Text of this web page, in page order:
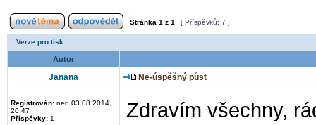
Stránka 1 z 1 [ Příspěvků: 7 ]
Verze pro tisk
Autor
Janana Ne-úspěšný půst
Registrován: ned 03.08.2014,
20:47
Příspěvky: 1
Zdravím všechny,